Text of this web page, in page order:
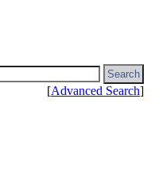
[Advanced Search]